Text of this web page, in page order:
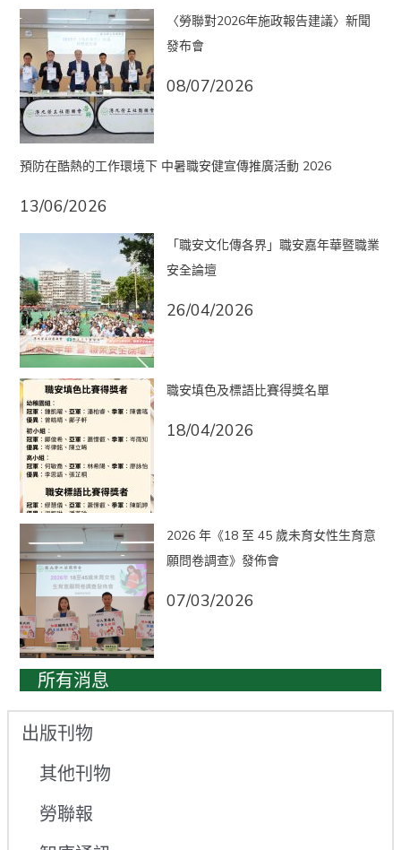
〈勞聯對2026年施政報告建議〉新聞
發布會
08/07/2026
預防在酷熱的工作環境下 中暑職安健宣傳推廣活動 2026
13/06/2026
「職安文化傳各界」職安嘉年華暨職業
安全論壇
26/04/2026
職安填色及標語比賽得獎名單
18/04/2026
2026 年《18 至 45 歲未育女性生育意
願問卷調查》發佈會
07/03/2026
所有消息
出版刊物
其他刊物
勞聯報